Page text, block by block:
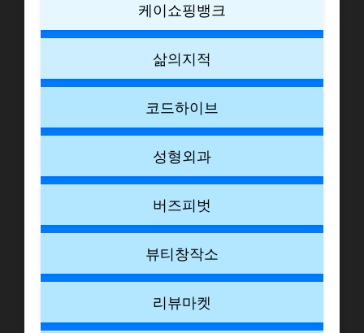
케이쇼핑뱅크
삶의지적
코드하이브
성형외과
버즈피벗
뷰티창작소
리뷰마켓